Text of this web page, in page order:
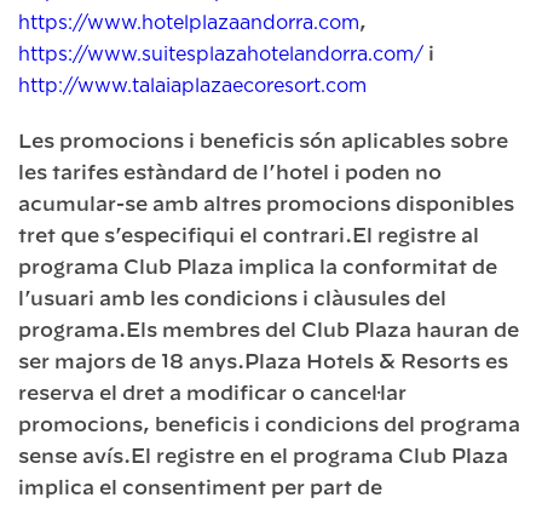
https://www.hotelplazaandorra.com,
https://www.suitesplazahotelandorra.com/ i
http://www.talaiaplazaecoresort.com
Les promocions i beneficis són aplicables sobre
les tarifes estàndard de l’hotel i poden no
acumular-se amb altres promocions disponibles
tret que s’especifiqui el contrari.El registre al
programa Club Plaza implica la conformitat de
l’usuari amb les condicions i clàusules del
programa.Els membres del Club Plaza hauran de
ser majors de 18 anys.Plaza Hotels & Resorts es
reserva el dret a modificar o cancel·lar
promocions, beneficis i condicions del programa
sense avís.El registre en el programa Club Plaza
implica el consentiment per part de